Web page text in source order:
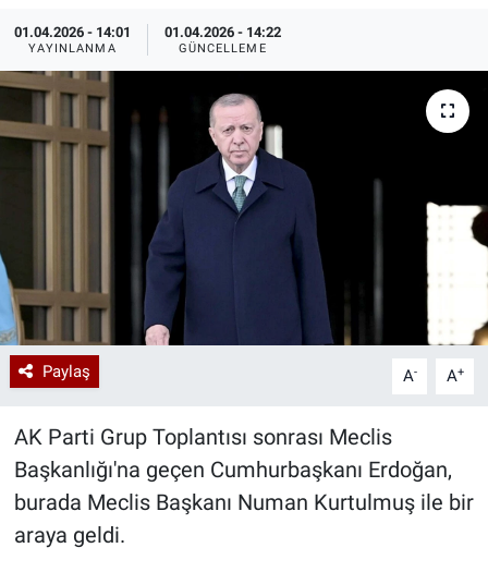
01.04.2026 - 14:01
YAYINLANMA
01.04.2026 - 14:22
GÜNCELLEME
Paylaş A- A+
AK Parti Grup Toplantısı sonrası Meclis
Başkanlığı'na geçen Cumhurbaşkanı Erdoğan,
burada Meclis Başkanı Numan Kurtulmuş ile bir
araya geldi.
Özel Haberler
Yazarlar
Medya
Özel Haberler
Erişim Bilgileri
Sağlık
Teknoloji
Haber Arşivi